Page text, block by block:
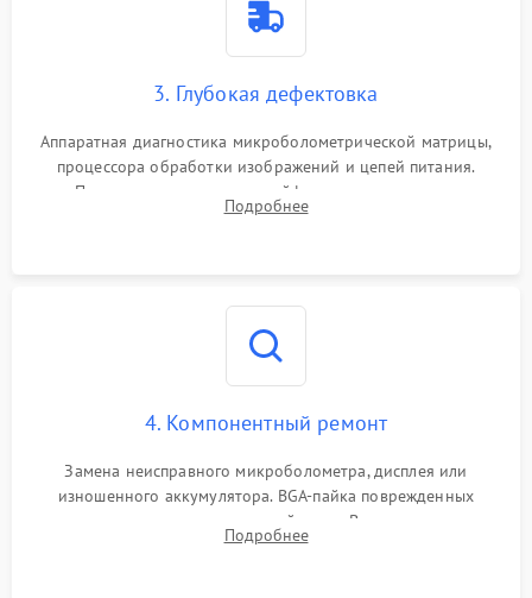
3. Глубокая дефектовка
Аппаратная диагностика микроболометрической матрицы,
процессора обработки изображений и цепей питания.
Проверка целостности шлейфов, модуля памяти и
интерфейсов связи. Выявление сгоревших SMD-компонентов
Подробнее
4. Компонентный ремонт
Замена неисправного микроболометра, дисплея или
изношенного аккумулятора. BGA-пайка поврежденных
контроллеров на материнской плате. Восстановление
разъемов и кнопок, замена поврежденных элементов
Подробнее